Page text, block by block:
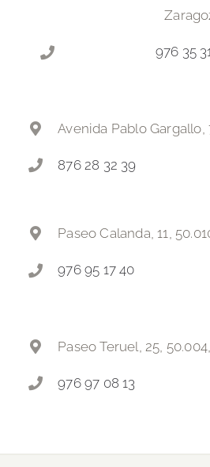
976 35
Avenida Pablo Gargallo,
876 28 32 39
Paseo Calanda, 11,
976 95 17 40
Paseo Teruel, 25,
976 97 08 13